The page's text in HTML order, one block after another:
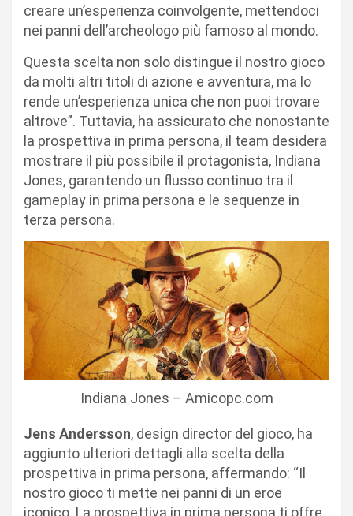
creare un’esperienza coinvolgente, mettendoci
nei panni dell’archeologo più famoso al mondo.
Questa scelta non solo distingue il nostro gioco
da molti altri titoli di azione e avventura, ma lo
rende un’esperienza unica che non puoi trovare
altrove”. Tuttavia, ha assicurato che nonostante
la prospettiva in prima persona, il team desidera
mostrare il più possibile il protagonista, Indiana
Jones, garantendo un flusso continuo tra il
gameplay in prima persona e le sequenze in
terza persona.
Indiana Jones – Amicopc.com
Jens Andersson, design director del gioco, ha
aggiunto ulteriori dettagli alla scelta della
prospettiva in prima persona, affermando: “Il
nostro gioco ti mette nei panni di un eroe
iconico. La prospettiva in prima persona ti offre